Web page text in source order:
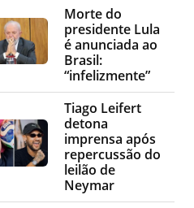
Morte do
presidente Lula
é anunciada ao
Brasil:
“infelizmente”
Tiago Leifert
detona
imprensa após
repercussão do
leilão de
Neymar